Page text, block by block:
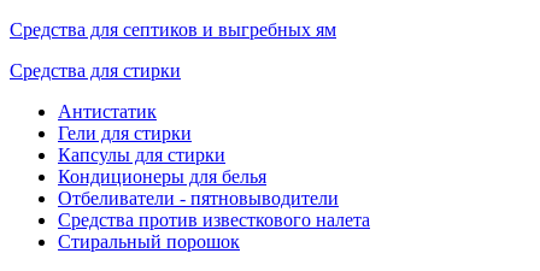
Средства для септиков и выгребных ям
Средства для стирки
Антистатик
Гели для стирки
Капсулы для стирки
Кондиционеры для белья
Отбеливатели - пятновыводители
Средства против известкового налета
Стиральный порошок